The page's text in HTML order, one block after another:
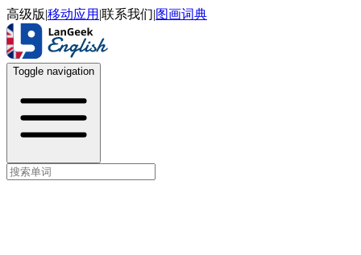
高级版|移动应用 |联系我们|图画词典
Toggle navigation